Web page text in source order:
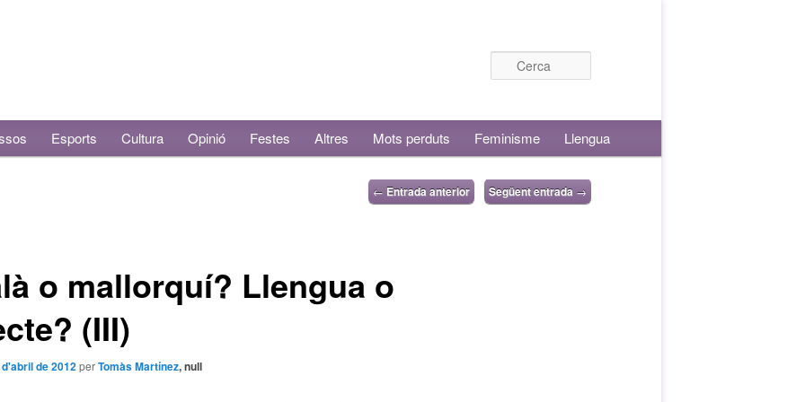
Esports Cultura Opinió Festes Altres Mots perduts Feminisme Llengua
← Entrada anterior Següent entrada →
o mallorquí? Llengua o
(III)
de 2012perTomàs Martínez, null